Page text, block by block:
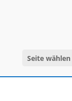
Seite wählen